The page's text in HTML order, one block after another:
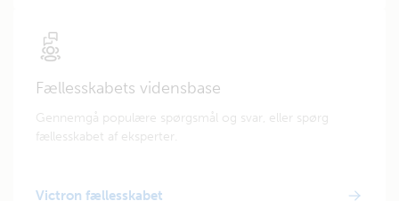
Fællesskabets vidensbase
Gennemgå populære spørgsmål og svar, eller spørg
fællesskabet af eksperter.
Victron fællesskabet